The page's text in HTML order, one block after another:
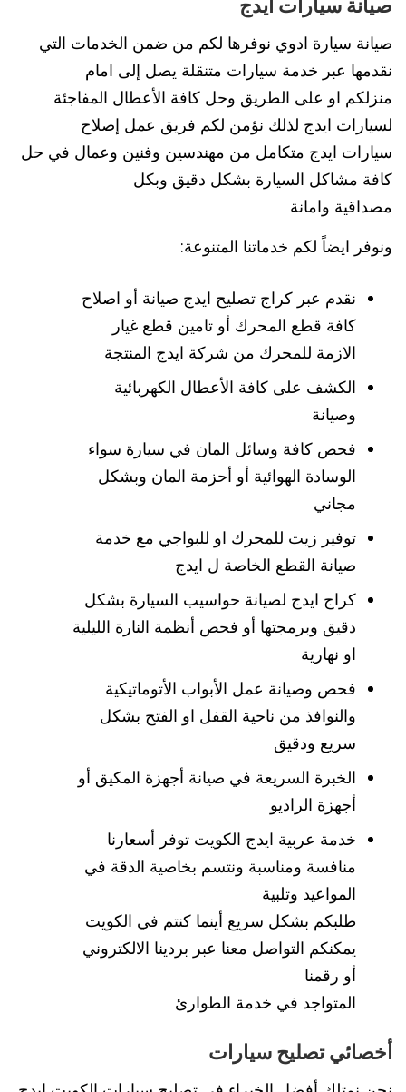
صيانة سيارات ايدج
صيانة سيارة ادوي نوفرها لكم من ضمن الخدمات التي
نقدمها عبر خدمة سيارات متنقلة يصل إلى امام
منزلكم او على الطريق وحل كافة الأعطال المفاجئة
لسيارات ايدج لذلك نؤمن لكم فريق عمل إصلاح
سيارات ايدج متكامل من مهندسين وفنين وعمال في حل
كافة مشاكل السيارة بشكل دقيق وبكل
مصداقية وامانة
ونوفر ايضاً لكم خدماتنا المتنوعة:
نقدم عبر كراج تصليح ايدج صيانة أو اصلاح
كافة قطع المحرك أو تامين قطع غيار
الازمة للمحرك من شركة ايدج المنتجة
الكشف على كافة الأعطال الكهربائية
وصيانة
فحص كافة وسائل المان في سيارة سواء
الوسادة الهوائية أو أحزمة المان وبشكل
مجاني
توفير زيت للمحرك او للبواجي مع خدمة
صيانة القطع الخاصة ل ايدج
كراج ايدج لصيانة حواسيب السيارة بشكل
دقيق وبرمجتها أو فحص أنظمة النارة الليلية
او نهارية
فحص وصيانة عمل الأبواب الأتوماتيكية
والنوافذ من ناحية القفل او الفتح بشكل
سريع ودقيق
الخبرة السريعة في صيانة أجهزة المكيق أو
أجهزة الراديو
خدمة عربية ايدج الكويت توفر أسعارنا
منافسة ومناسبة ونتسم بخاصية الدقة في
المواعيد وتلبية
طلبكم بشكل سريع أينما كنتم في الكويت
يمكنكم التواصل معنا عبر بردينا الالكتروني
أو رقمنا
المتواجد في خدمة الطوارئ
أخصائي تصليح سيارات